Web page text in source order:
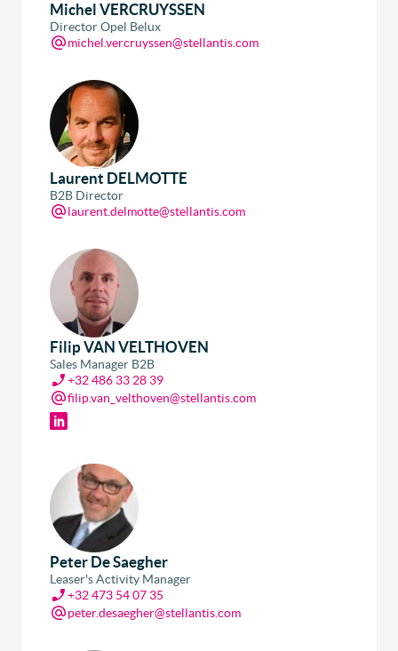
Michel VERCRUYSSEN
Director Opel Belux
michel.vercruyssen@stellantis.com
Laurent DELMOTTE
B2B Director
laurent.delmotte@stellantis.com
Filip VAN VELTHOVEN
Sales Manager B2B
+32 486 33 28 39
filip.van_velthoven@stellantis.com
Peter De Saegher
Leaser's Activity Manager
+32 473 54 07 35
peter.desaegher@stellantis.com